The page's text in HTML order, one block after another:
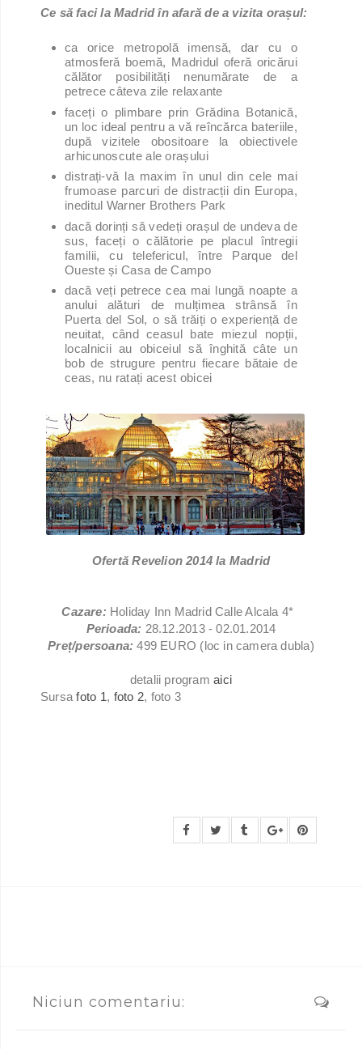
Ce să faci la Madrid în afară de a vizita orașul:
ca orice metropolă imensă, dar cu o
atmosferă boemă, Madridul oferă oricărui
călător posibilități nenumărate de a
petrece câteva zile relaxante
faceți o plimbare prin Grădina Botanică,
un loc ideal pentru a vă reîncărca bateriile,
după vizitele obositoare la obiectivele
arhicunoscute ale orașului
distrați-vă la maxim în unul din cele mai
frumoase parcuri de distracții din Europa,
ineditul Warner Brothers Park
dacă dorinți să vedeți orașul de undeva de
sus, faceți o călătorie pe placul întregii
familii, cu telefericul, între Parque del
Oueste și Casa de Campo
dacă veți petrece cea mai lungă noapte a
anului alături de mulțimea strânsă în
Puerta del Sol, o să trăiți o experiență de
neuitat, când ceasul bate miezul nopții,
localnicii au obiceiul să înghită câte un
bob de strugure pentru fiecare bătaie de
ceas, nu ratați acest obicei
Ofertă Revelion 2014 la Madrid
Cazare: Holiday Inn Madrid Calle Alcala 4*
Perioada: 28.12.2013 - 02.01.2014
Preț/persoana: 499 EURO (loc in camera dubla)
detalii programaici
Sursafoto 1, foto 2, foto 3
Niciun comentariu: